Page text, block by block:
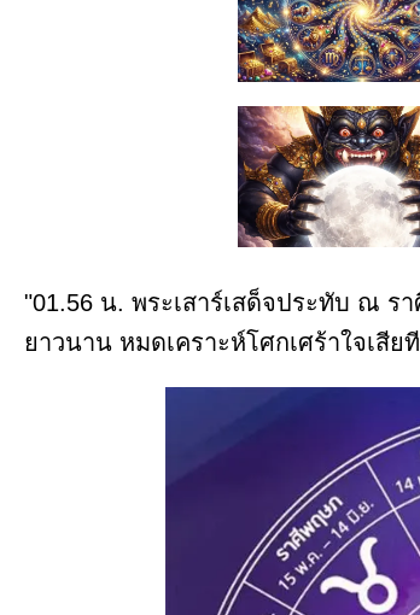
"01.56 น. พระเสาร์เสด็จประทับ ณ
ยาวนาน หมดเคราะห์โศกเศร้าใจเสียที